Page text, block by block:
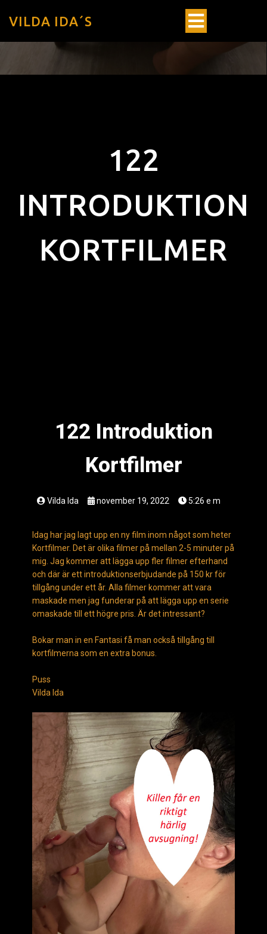
VILDA IDA´S
122
INTRODUKTION
KORTFILMER
122 Introduktion
Kortfilmer
Vilda Ida november 19, 2022 5:26 e m
Idag har jag lagt upp en ny film inom något som heter
Kortfilmer. Det är olika filmer på mellan 2-5 minuter på
mig. Jag kommer att lägga upp fler filmer efterhand
och där är ett introduktionserbjudande på 150 kr för
tillgång under ett år. Alla filmer kommer att vara
maskade men jag funderar på att lägga upp en serie
omaskade till ett högre pris. Är det intressant?
Bokar man in en Fantasi få man också tillgång till
kortfilmerna som en extra bonus.
Puss
Vilda Ida